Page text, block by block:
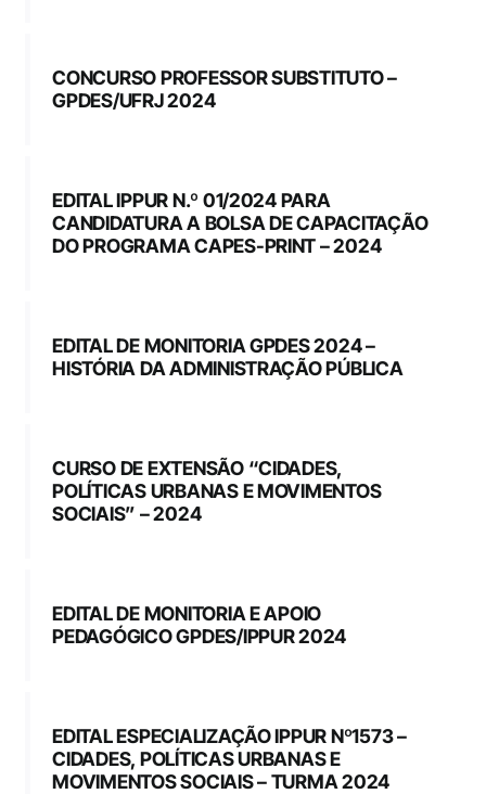
CONCURSO PROFESSOR SUBSTITUTO –
GPDES/UFRJ 2024
EDITAL IPPUR N.º 01/2024 PARA
CANDIDATURA A BOLSA DE CAPACITAÇÃO
DO PROGRAMA CAPES-PRINT – 2024
EDITAL DE MONITORIA GPDES 2024 –
HISTÓRIA DA ADMINISTRAÇÃO PÚBLICA
CURSO DE EXTENSÃO “CIDADES,
POLÍTICAS URBANAS E MOVIMENTOS
SOCIAIS” – 2024
EDITAL DE MONITORIA E APOIO
PEDAGÓGICO GPDES/IPPUR 2024
EDITAL ESPECIALIZAÇÃO IPPUR Nº1573 –
CIDADES, POLÍTICAS URBANAS E
MOVIMENTOS SOCIAIS – TURMA 2024